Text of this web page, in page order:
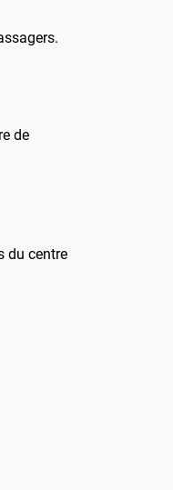
de
du centre